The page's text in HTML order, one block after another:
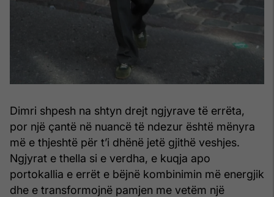
Dimri shpesh na shtyn drejt ngjyrave të errëta,
por një çantë në nuancë të ndezur është mënyra
më e thjeshtë për t’i dhënë jetë gjithë veshjes.
Ngjyrat e thella si e verdha, e kuqja apo
portokallia e errët e bëjnë kombinimin më energjik
dhe e transformojnë pamjen me vetëm një